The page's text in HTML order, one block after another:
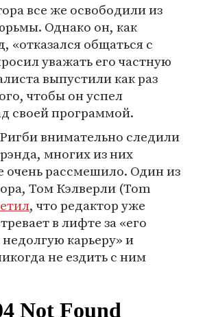
все же освободили из
Однако он, как
«отказался общаться с
уважать его частную
выпустили как раз
чтобы он успел
своей программой.
внимательно следили
многих из них
очень рассмешило. Один из
Том Кэлверли (Tom
, что редактор уже
в лифте за «его
карьеру» и
не ездить с ним